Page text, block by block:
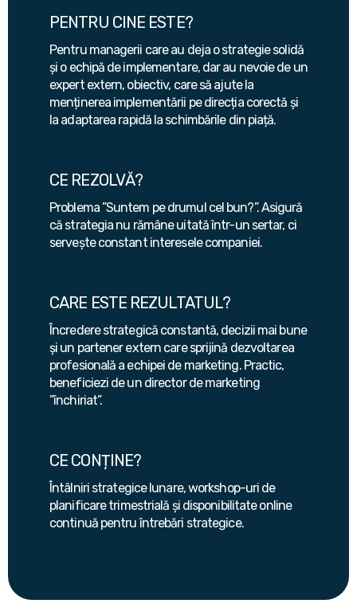
PENTRU CINE ESTE?
Pentru managerii care au deja o strategie solidă
și o echipă de implementare, dar au nevoie de un
expert extern, obiectiv, care să ajute la
menținerea implementării pe direcția corectă și
la adaptarea rapidă la schimbările din piață.
CE REZOLVĂ?
Problema ”Suntem pe drumul cel bun?”. Asigură
că strategia nu rămâne uitată într-un sertar, ci
servește constant interesele companiei.
CARE ESTE REZULTATUL?
Încredere strategică constantă, decizii mai bune
și un partener extern care sprijină dezvoltarea
profesională a echipei de marketing. Practic,
beneficiezi de un director de marketing
”închiriat”.
CE CONȚINE?
Întâlniri strategice lunare, workshop-uri de
planificare trimestrială și disponibilitate online
continuă pentru întrebări strategice.